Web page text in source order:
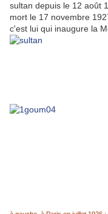
sultan depuis le 12 août
mort le 17 novembre
c'est lui qui inaugure la